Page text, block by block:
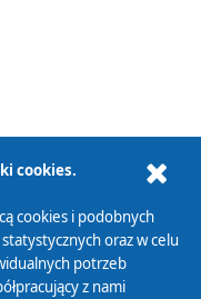
cookies.
cookies i podobnych
oraz w celu
potrzeb
z nami